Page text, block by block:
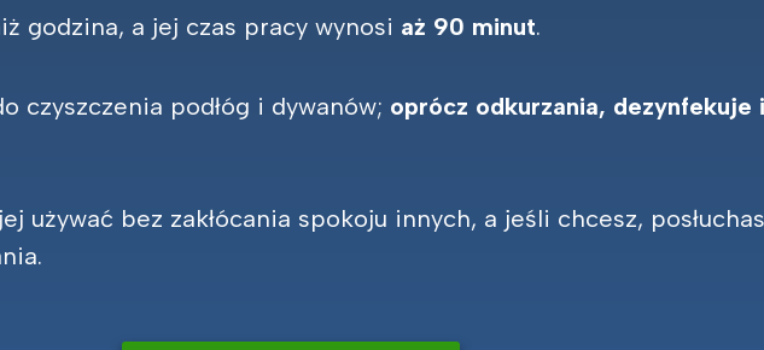
godzina, a jej czas pracy wynosi aż 90 minut.
czyszczenia podłóg i dywanów; oprócz odkurzania, dezynfekuje
używać bez zakłócania spokoju innych, a jeśli chcesz,